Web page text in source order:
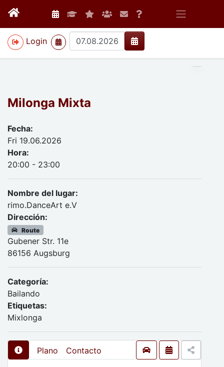
Login
>
Milonga Mixta
Fecha:
Fri 19.06.2026
Hora:
20:00 - 23:00
Nombre del lugar:
rimo.DanceArt e.V
Dirección:
Route
Gubener Str. 11e
86156 Augsburg
Categoría:
Bailando
Etiquetas:
Mixlonga
Plano Contacto